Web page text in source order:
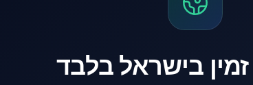
בישראל בלבד